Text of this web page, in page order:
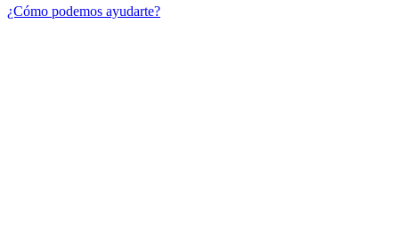
¿Cómo podemos ayudarte?